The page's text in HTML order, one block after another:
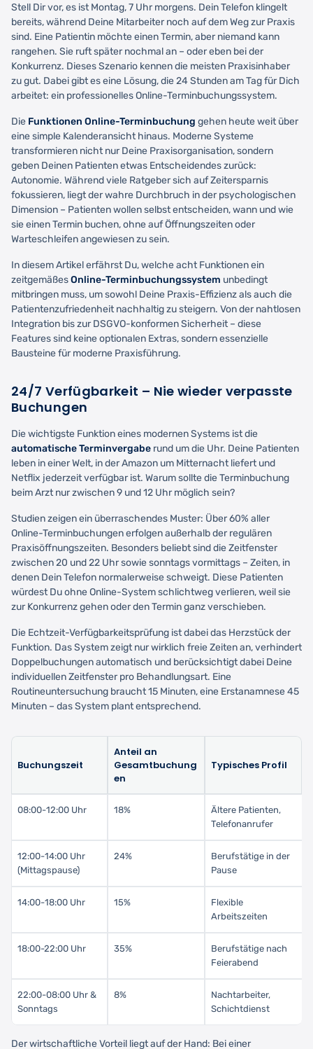
Stell Dir vor, es ist Montag, 7 Uhr morgens. Dein Telefon klingelt
bereits, während Deine Mitarbeiter noch auf dem Weg zur Praxis
sind. Eine Patientin möchte einen Termin, aber niemand kann
rangehen. Sie ruft später nochmal an – oder eben bei der
Konkurrenz. Dieses Szenario kennen die meisten Praxisinhaber
zu gut. Dabei gibt es eine Lösung, die 24 Stunden am Tag für Dich
arbeitet: ein professionelles Online-Terminbuchungssystem.
Die Funktionen Online-Terminbuchung gehen heute weit über
eine simple Kalenderansicht hinaus. Moderne Systeme
transformieren nicht nur Deine Praxisorganisation, sondern
geben Deinen Patienten etwas Entscheidendes zurück:
Autonomie. Während viele Ratgeber sich auf Zeitersparnis
fokussieren, liegt der wahre Durchbruch in der psychologischen
Dimension – Patienten wollen selbst entscheiden, wann und wie
sie einen Termin buchen, ohne auf Öffnungszeiten oder
Warteschleifen angewiesen zu sein.
In diesem Artikel erfährst Du, welche acht Funktionen ein
zeitgemäßesOnline-Terminbuchungssystem unbedingt
mitbringen muss, um sowohl Deine Praxis-Effizienz als auch die
Patientenzufriedenheit nachhaltig zu steigern. Von der nahtlosen
Integration bis zur DSGVO-konformen Sicherheit – diese
Features sind keine optionalen Extras, sondern essenzielle
Bausteine für moderne Praxisführung.
24/7 Verfügbarkeit – Nie wieder verpasste
Buchungen
Die wichtigste Funktion eines modernen Systems ist die
automatische Terminvergabe rund um die Uhr. Deine Patienten
leben in einer Welt, in der Amazon um Mitternacht liefert und
Netflix jederzeit verfügbar ist. Warum sollte die Terminbuchung
beim Arzt nur zwischen 9 und 12 Uhr möglich sein?
Studien zeigen ein überraschendes Muster: Über 60% aller
Online-Terminbuchungen erfolgen außerhalb der regulären
Praxisöffnungszeiten. Besonders beliebt sind die Zeitfenster
zwischen 20 und 22 Uhr sowie sonntags vormittags – Zeiten, in
denen Dein Telefon normalerweise schweigt. Diese Patienten
würdest Du ohne Online-System schlichtweg verlieren, weil sie
zur Konkurrenz gehen oder den Termin ganz verschieben.
Die Echtzeit-Verfügbarkeitsprüfung ist dabei das Herzstück der
Funktion. Das System zeigt nur wirklich freie Zeiten an, verhindert
Doppelbuchungen automatisch und berücksichtigt dabei Deine
individuellen Zeitfenster pro Behandlungsart. Eine
Routineuntersuchung braucht 15 Minuten, eine Erstanamnese 45
Minuten – das System plant entsprechend.
Buchungszeit
Anteil an
Gesamtbuchung
en
Typisches Profil
08:00-12:00 Uhr 18%
Ältere Patienten,
Telefonanrufer
12:00-14:00 Uhr
(Mittagspause)
24%
Berufstätige in der
Pause
14:00-18:00 Uhr 15%
Flexible
Arbeitszeiten
18:00-22:00 Uhr 35%
Berufstätige nach
Feierabend
22:00-08:00 Uhr &
Sonntags
8%
Nachtarbeiter,
Schichtdienst
Der wirtschaftliche Vorteil liegt auf der Hand: Bei einer